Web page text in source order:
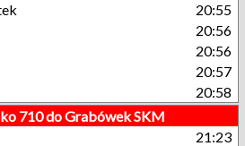
20:55
20:56
20:56
20:57
20:58
710 do Grabówek SKM
21:23